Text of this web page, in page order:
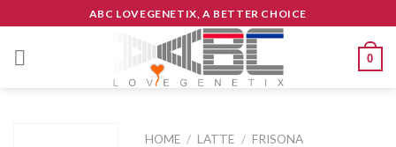
to
content
ABC LOVEGENETIX, A BETTER CHOICE
0
HOME / LATTE / FRISONA